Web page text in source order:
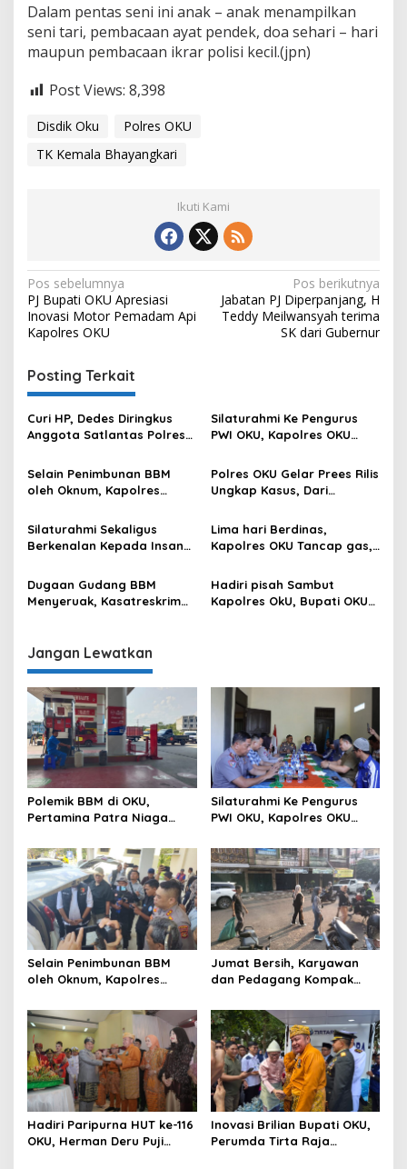
Dalam pentas seni ini anak – anak menampilkan
seni tari, pembacaan ayat pendek, doa sehari – hari
maupun pembacaan ikrar polisi kecil.(jpn)
Post Views: 8,398
Disdik Oku
Polres OKU
TK Kemala Bhayangkari
Ikuti Kami
Navigasi
pos
Pos sebelumnya
PJ Bupati OKU Apresiasi
Inovasi Motor Pemadam Api
Kapolres OKU
Pos berikutnya
Jabatan PJ Diperpanjang, H
Teddy Meilwansyah terima
SK dari Gubernur
Posting Terkait
Curi HP, Dedes Diringkus
Anggota Satlantas Polres
Silaturahmi Ke Pengurus
PWI OKU, Kapolres OKU
Media dan Polri
Selain Penimbunan BBM
oleh Oknum, Kapolres
Kurang, Pertamina Patra
Niaga Bungkam
Polres OKU Gelar Prees Rilis
Ungkap Kasus, Dari
BBM Hingga Kasus Korupsi
Silaturahmi Sekaligus
Berkenalan Kepada Insan
Puluhan Wartawan Ngopi
Bareng
Lima hari Berdinas,
Kapolres OKU Tancap gas,
dan Forkompimda
Dugaan Gudang BBM
Menyeruak, Kasatreskrim
Hadiri pisah Sambut
Kapolres OkU, Bupati OKU
Jangan Lewatkan
Polemik BBM di OKU,
Pertamina Patra Niaga
Optimalkan Penyaluran
BBM Subsidi dan Perkuat
Pengawasan di Kabupaten
Ogan Komering Ulu
Silaturahmi Ke Pengurus
PWI OKU, Kapolres OKU
Media dan Polri
Selain Penimbunan BBM
oleh Oknum, Kapolres
Kurang, Pertamina Patra
Niaga Bungkam
Jumat Bersih, Karyawan
dan Pedagang Kompak
Lama
Hadiri Paripurna HUT ke-116
OKU, Herman Deru Puji
Inovasi Brilian Bupati OKU,
Perumda Tirta Raja